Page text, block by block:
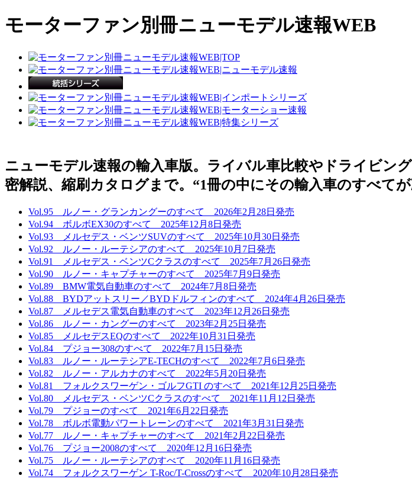
モーターファン別冊ニューモデル速報WEB
ニューモデル速報の輸入車版。ライバル車比較やドライビン
密解説、縮刷カタログまで。“1冊の中にその輸入車のすべて
Vol.95 ルノー・グランカングーのすべて 2026年2月28日発売
Vol.94 ボルボEX30のすべて 2025年12月8日発売
Vol.93 メルセデス・ベンツSUVのすべて 2025年10月30日発売
Vol.92 ルノー・ルーテシアのすべて 2025年10月7日発売
Vol.91 メルセデス・ベンツCクラスのすべて 2025年7月26日発売
Vol.90 ルノー・キャプチャーのすべて 2025年7月9日発売
Vol.89 BMW電気自動車のすべて 2024年7月8日発売
Vol.88 BYDアットスリー／BYDドルフィンのすべて 2024年4月26日発売
Vol.87 メルセデス電気自動車のすべて 2023年12月26日発売
Vol.86 ルノー・カングーのすべて 2023年2月25日発売
Vol.85 メルセデスEQのすべて 2022年10月31日発売
Vol.84 プジョー308のすべて 2022年7月15日発売
Vol.83 ルノー・ルーテシアE-TECHのすべて 2022年7月6日発売
Vol.82 ルノー・アルカナのすべて 2022年5月20日発売
Vol.81 フォルクスワーゲン・ゴルフGTI のすべて 2021年12月25日発売
Vol.80 メルセデス・ベンツCクラスのすべて 2021年11月12日発売
Vol.79 プジョーのすべて 2021年6月22日発売
Vol.78 ボルボ電動パワートレーンのすべて 2021年3月31日発売
Vol.77 ルノー・キャプチャーのすべて 2021年2月22日発売
Vol.76 プジョー2008のすべて 2020年12月16日発売
Vol.75 ルノー・ルーテシアのすべて 2020年11月16日発売
Vol.74 フォルクスワーゲン T-Roc/T-Crossのすべて 2020年10月28日発売